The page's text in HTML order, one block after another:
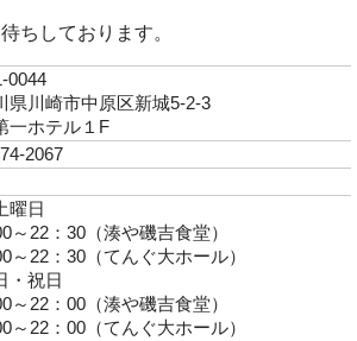
ちしております。
0044
県川崎市中原区新城5-2-3
一ホテル１F
2067
曜日
～22：30（湊や磯吉食堂）
～22：30（てんぐ大ホール）
・祝日
～22：00（湊や磯吉食堂）
～22：00（てんぐ大ホール）